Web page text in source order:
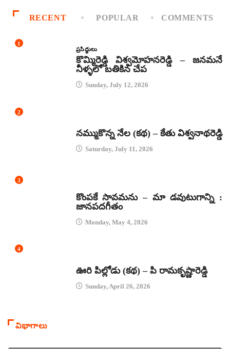
RECENT POPULAR COMMENTS
1
ప్రసిద్ధులు
కొమ్మిరెడ్డి విశ్వమోహనరెడ్డి – జనమనే
నీళ్ళలో బతికిన చేప
Sunday, July 12, 2026
2
నమ్ముకొన్న నేల (కథ) – కేతు విశ్వనాథరెడ్డి
Saturday, July 11, 2026
3
కొంపకే సావమను – మా డవుటుగాన్ని :
జానపదగీతం
Monday, May 4, 2026
4
ఊరి పిల్లోడు (కథ) – పి రామకృష్ణారెడ్డి
Sunday, April 26, 2026
విభాగాలు